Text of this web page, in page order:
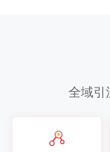
全域引